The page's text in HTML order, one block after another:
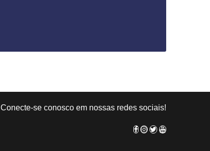
Conecte-se conosco em nossas redes sociais!